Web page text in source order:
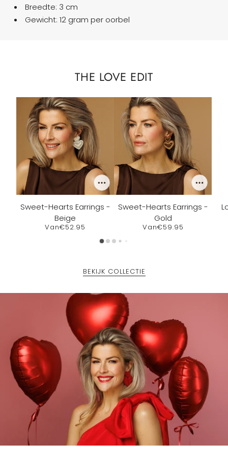
Breedte: 3 cm
Gewicht: 12 gram per oorbel
THE LOVE EDIT
Sweet-Hearts Earrings -
Beige
Van€52.95
Sweet-Hearts Earrings -
Gold
Van€59.95
BEKIJK COLLECTIE